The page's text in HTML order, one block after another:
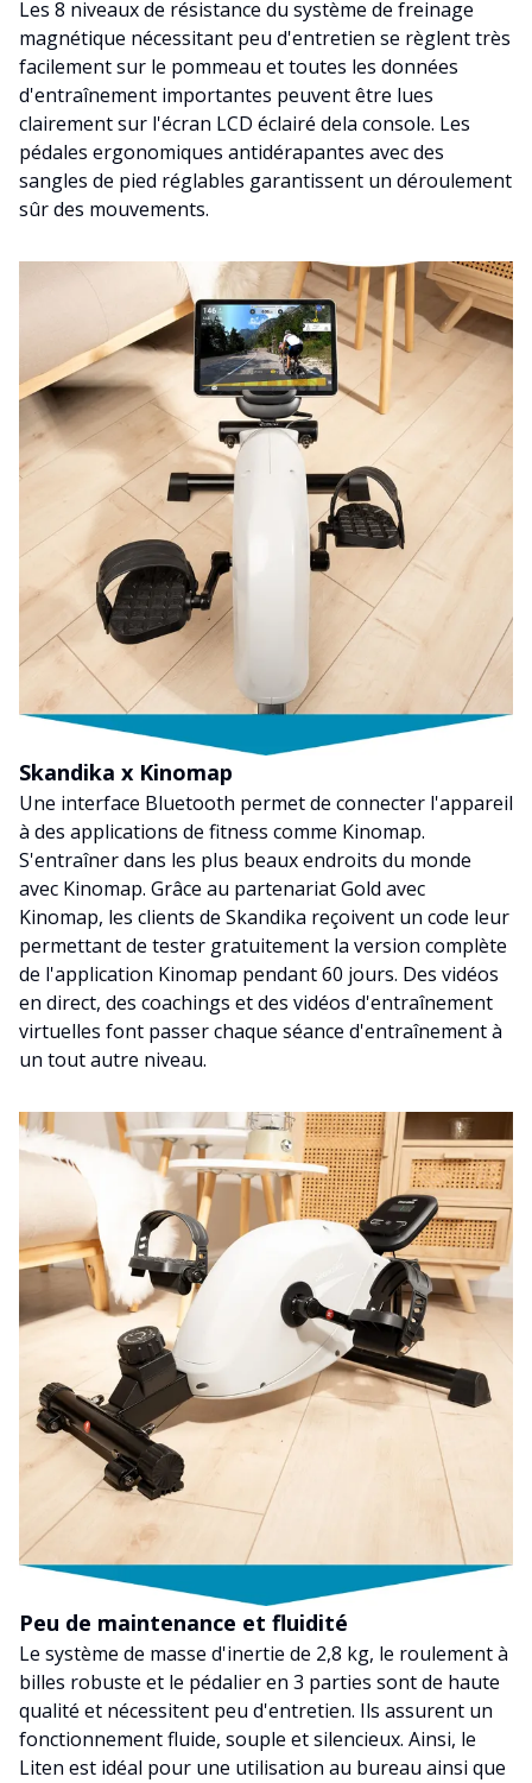
Les 8 niveaux de résistance du système de freinage
magnétique nécessitant peu d'entretien se règlent très
facilement sur le pommeau et toutes les données
d'entraînement importantes peuvent être lues
clairement sur l'écran LCD éclairé dela console. Les
pédales ergonomiques antidérapantes avec des
sangles de pied réglables garantissent un déroulement
sûr des mouvements.
Skandika x Kinomap
Une interface Bluetooth permet de connecter l'appareil
à des applications de fitness comme Kinomap.
S'entraîner dans les plus beaux endroits du monde
avec Kinomap. Grâce au partenariat Gold avec
Kinomap, les clients de Skandika reçoivent un code leur
permettant de tester gratuitement la version complète
de l'application Kinomap pendant 60 jours. Des vidéos
en direct, des coachings et des vidéos d'entraînement
virtuelles font passer chaque séance d'entraînement à
un tout autre niveau.
Peu de maintenance et fluidité
Le système de masse d'inertie de 2,8 kg, le roulement à
billes robuste et le pédalier en 3 parties sont de haute
qualité et nécessitent peu d'entretien. Ils assurent un
fonctionnement fluide, souple et silencieux. Ainsi, le
Liten est idéal pour une utilisation au bureau ainsi que